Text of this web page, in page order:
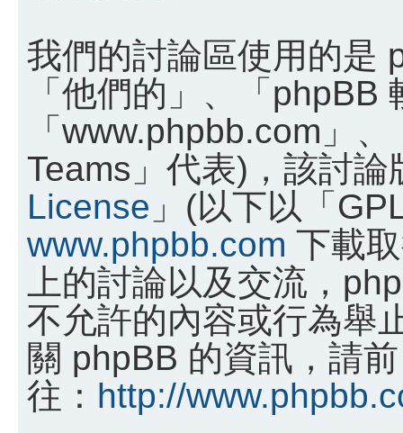
我們的討論區使用的是
「他們的」、「phpBB
「www.phpbb.com」
Teams」代表)，該討論
License 」(以下以「
www.phpbb.com 下載
上的討論以及交流，
不允許的內容或行為舉
關 phpBB 的資訊，請前
往： http://